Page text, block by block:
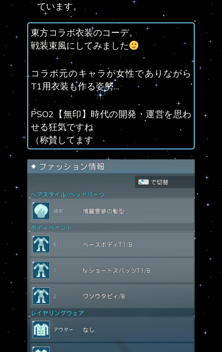
ています。
東方コラボ衣装のコーデ。
戦装束風にしてみました
コラボ元のキャラが女性でありながら
T1用衣装も作る姿勢…
PSO2【無印】時代の開発・運営を思わ
せる狂気ですね
（称賛してます